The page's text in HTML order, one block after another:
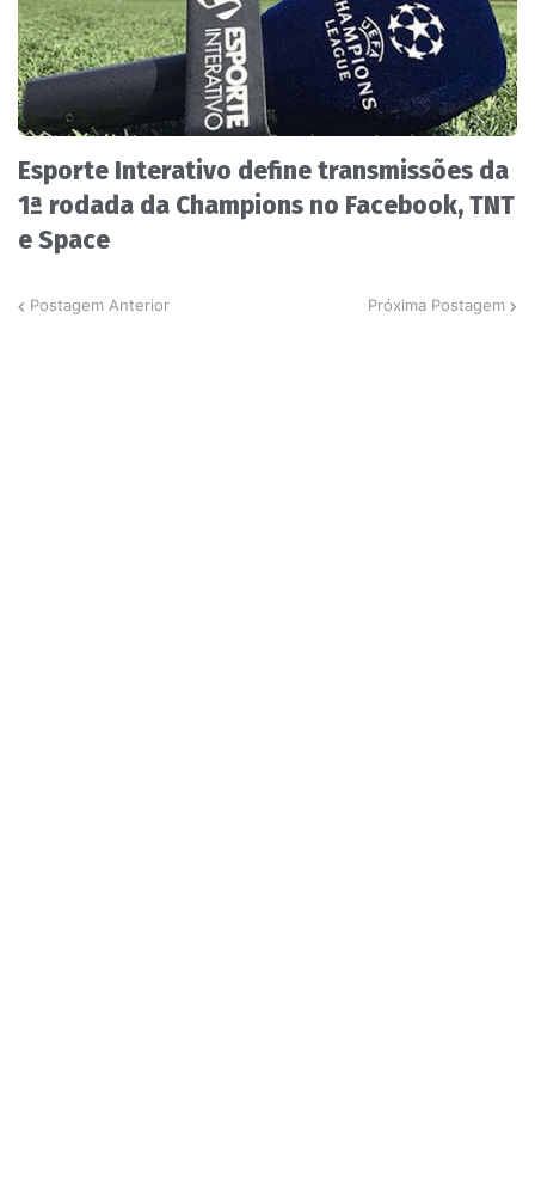
Esporte Interativo define transmissões da
1ª rodada da Champions no Facebook, TNT
e Space
Postagem Anterior Próxima Postagem